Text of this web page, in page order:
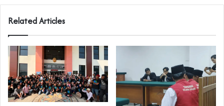
Related Articles